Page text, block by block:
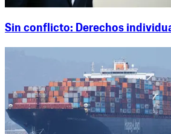
Sin conflicto: Derechos